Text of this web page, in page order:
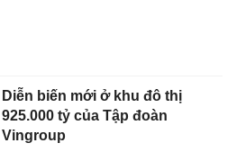
Diễn biến mới ở khu đô thị
925.000 tỷ của Tập đoàn
Vingroup